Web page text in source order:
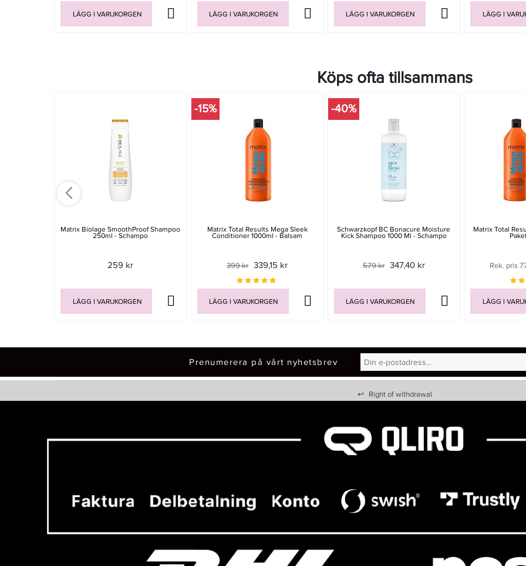
LÄGG I VARUKORGEN LÄGG I VARUKORGEN LÄGG I VARUKORGEN LÄGG I
Köps ofta tillsammans
Matrix Biolage SmoothProof Shampoo
250ml - Schampo
259 kr
LÄGG I VARUKORGEN
-15%
Matrix Total Results Mega Sleek
Conditioner 1000ml - Balsam
399 kr 339,15 kr
LÄGG I VARUKORGEN
-40%
Schwarzkopf BC Bonacure Moisture
Kick Shampoo 1000 Ml - Schampo
579 kr 347,40 kr
LÄGG I VARUKORGEN
Matrix Total
Rek. pris
LÄGG I
Prenumerera på vårt nyhetsbrev
↩ Right of withdrawal